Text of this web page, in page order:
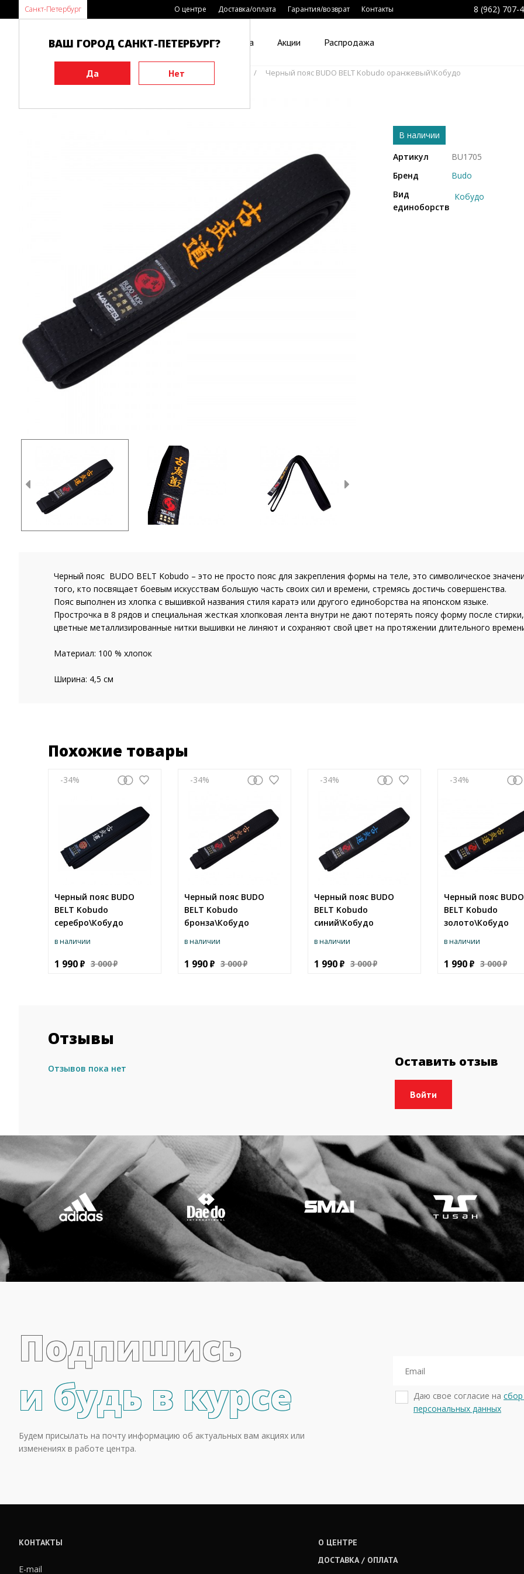
Санкт-Петербург О центре Доставка/оплата Гарантия/возврат Контакты 8 (962) 707-
Каталог Виды спорта Акции Распродажа
ВАШ ГОРОД САНКТ-ПЕТЕРБУРГ?
Экипировка Пояса для Кобудо Черный пояс BUDO BELT Kobudo оранжевый\Кобудо
В наличии
Артикул
BU1705
Бренд
Budo
Вид
единоборств
Кобудо
Черный пояс BUDO BELT Kobudo – это не просто пояс для закрепления формы на теле, это символическое
того, кто посвящает боевым искусствам большую часть своих сил и времени, стремясь достичь совершенства.
Пояс выполнен из хлопка с вышивкой названия стиля каратэ или другого единоборства на японском языке.
Прострочка в 8 рядов и специальная жесткая хлопковая лента внутри не дают потерять поясу форму после стирки,
цветные металлизированные нитки вышивки не линяют и сохраняют свой цвет на протяжении длительного
Материал: 100 % хлопок
Ширина: 4,5 см
Похожие товары
-34
Черный пояс BUDO
BELT Kobudo
серебро\Кобудо
в наличии
1 990 3 000
-34
Черный пояс BUDO
BELT Kobudo
бронза\Кобудо
в наличии
1 990 3 000
-34
Черный пояс BUDO
BELT Kobudo
синий\Кобудо
в наличии
1 990 3 000
-34
Черный пояс BUDO
BELT Kobudo
золото\Кобудо
в наличии
1 990 3 000
Отзывы
Отзывов пока нет Оставить отзыв
Подпишись
и будь в курсе
Будем присылать на почту информацию об актуальных вам акциях или
изменениях в работе центра.
Даю свое согласие на
персональных данных
КОНТАКТЫ
E-mail
О ЦЕНТРЕ
ДОСТАВКА / ОПЛАТА